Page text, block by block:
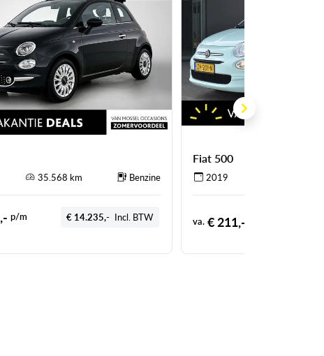
35.568 km Benzine
p/m € 14.235,- Incl. BTW
Fiat 500
2019
va. € 211,-